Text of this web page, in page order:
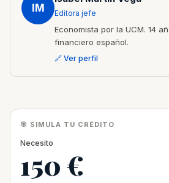
IM Editora jefe
Economista por la UCM. 14
financiero español.
🔗 Ver perfil
🎯 SIMULA TU CRÉDITO
Necesito
150 €